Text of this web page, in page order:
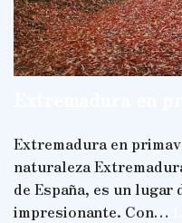
Extremadura en
naturaleza
de España, es un
impresionante. Con…